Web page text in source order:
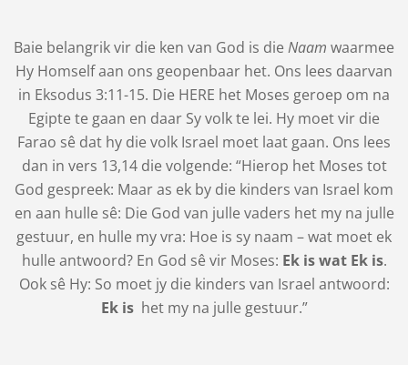
Baie belangrik vir die ken van God is die Naam waarmee
Hy Homself aan ons geopenbaar het. Ons lees daarvan
in Eksodus 3:11-15. Die HERE het Moses geroep om na
Egipte te gaan en daar Sy volk te lei. Hy moet vir die
Farao sê dat hy die volk Israel moet laat gaan. Ons lees
dan in vers 13,14 die volgende: “Hierop het Moses tot
God gespreek: Maar as ek by die kinders van Israel kom
en aan hulle sê: Die God van julle vaders het my na julle
gestuur, en hulle my vra: Hoe is sy naam – wat moet ek
hulle antwoord? En God sê vir Moses: Ek is wat Ek is.
Ook sê Hy: So moet jy die kinders van Israel antwoord:
Ek is het my na julle gestuur.”